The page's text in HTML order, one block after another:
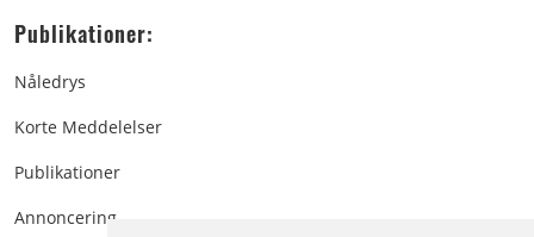
Publikationer:
Nåledrys
Korte Meddelelser
Publikationer
Annoncering